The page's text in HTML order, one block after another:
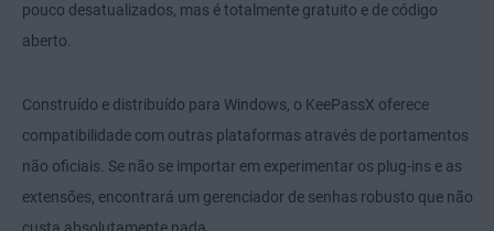
pouco desatualizados, mas é totalmente gratuito e de código
aberto.
Construído e distribuído para Windows, o KeePassX oferece
compatibilidade com outras plataformas através de portamentos
não oficiais. Se não se importar em experimentar os plug-ins e as
extensões, encontrará um gerenciador de senhas robusto que não